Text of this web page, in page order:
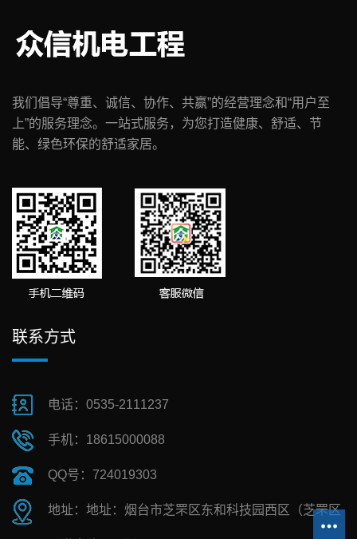
我们倡导“尊重、诚信、协作、共赢”的经营理念和“用户至
上”的服务理念。一站式服务，为您打造健康、舒适、节
能、绿色环保的舒适家居。
联系方式
电话：0535-2111237
手机：18615000088
QQ号：724019303
地址：地址：烟台市芝罘区东和科技园西区（芝罘区